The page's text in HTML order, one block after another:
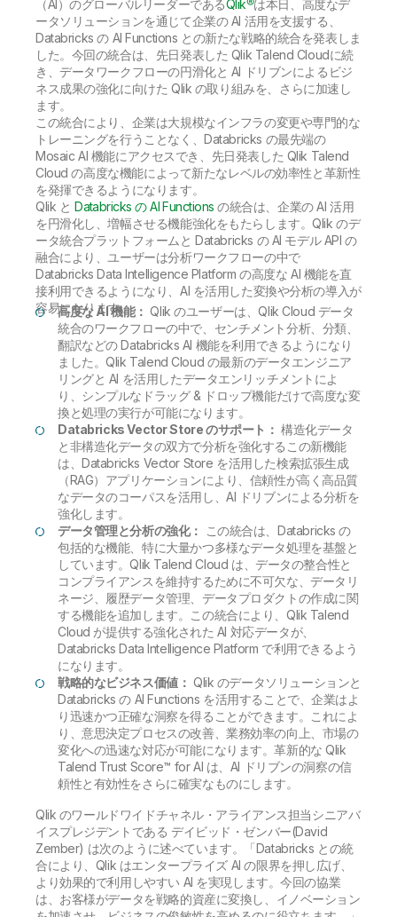
（AI）のグローバルリーダーであるQlik®は本日、高度なデ
ータソリューションを通じて企業の AI 活用を支援する、
Databricks の AI Functions との新たな戦略的統合を発表しま
した。今回の統合は、先日発表した Qlik Talend Cloudに続
き、データワークフローの円滑化と AI ドリブンによるビジ
ネス成果の強化に向けた Qlik の取り組みを、さらに加速し
ます。
この統合により、企業は大規模なインフラの変更や専門的な
トレーニングを行うことなく、Databricks の最先端の
Mosaic AI 機能にアクセスでき、先日発表した Qlik Talend
Cloud の高度な機能によって新たなレベルの効率性と革新性
を発揮できるようになります。
Qlik とDatabricks の AI Functions の統合は、企業の AI 活用
を円滑化し、増幅させる機能強化をもたらします。Qlik のデ
ータ統合プラットフォームと Databricks の AI モデル API の
融合により、ユーザーは分析ワークフローの中で
Databricks Data Intelligence Platform の高度な AI 機能を直
接利用できるようになり、AI を活用した変換や分析の導入が
容易になります。
高度な AI 機能： Qlik のユーザーは、Qlik Cloud データ
統合のワークフローの中で、センチメント分析、分類、
翻訳などの Databricks AI 機能を利用できるようになり
ました。Qlik Talend Cloud の最新のデータエンジニア
リングと AI を活用したデータエンリッチメントによ
り、シンプルなドラッグ & ドロップ機能だけで高度な変
換と処理の実行が可能になります。
Databricks Vector Store のサポート： 構造化データ
と非構造化データの双方で分析を強化するこの新機能
は、Databricks Vector Store を活用した検索拡張生成
（RAG）アプリケーションにより、信頼性が高く高品質
なデータのコーパスを活用し、AI ドリブンによる分析を
強化します。
データ管理と分析の強化：
この統合は、Databricks の
包括的な機能、特に大量かつ多様なデータ処理を基盤と
しています。Qlik Talend Cloud は、データの整合性と
コンプライアンスを維持するために不可欠な、データリ
ネージ、履歴データ管理、データプロダクトの作成に関
する機能を追加します。この統合により、Qlik Talend
Cloud が提供する強化された AI 対応データが、
Databricks Data Intelligence Platform で利用できるよう
になります。
戦略的なビジネス価値： Qlik のデータソリューションと
Databricks の AI Functions を活用することで、企業はよ
り迅速かつ正確な洞察を得ることができます。これによ
り、意思決定プロセスの改善、業務効率の向上、市場の
変化への迅速な対応が可能になります。革新的な Qlik
Talend Trust Score™ for AI は、AI ドリブンの洞察の信
頼性と有効性をさらに確実なものにします。
Qlik のワールドワイドチャネル・アライアンス担当シニアバ
イスプレジデントである デイビッド・ゼンバー(David
Zember) は次のように述べています。「Databricks との統
合により、Qlik はエンタープライズ AI の限界を押し広げ、
より効果的で利用しやすい AI を実現します。今回の協業
は、お客様がデータを戦略的資産に変換し、イノベーション